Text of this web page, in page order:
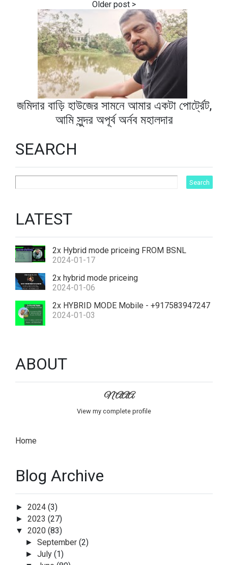
জমিদার বাড়ি হাউজের সামনে আমার একটা পোর্ট্রেট,
আমি সুন্দর অপূর্ব অর্নব মহালদার
SEARCH
LATEST
2x Hybrid mode priceing FROM BSNL
2024-01-17
2x hybrid mode priceing
2024-01-06
2x HYBRID MODE Mobile - +917583947247
2024-01-03
ABOUT
NAAA
View my complete profile
Home
Blog Archive
► 2024 (3)
► 2023 (27)
▼ 2020 (83)
►September(2)
►July(1)